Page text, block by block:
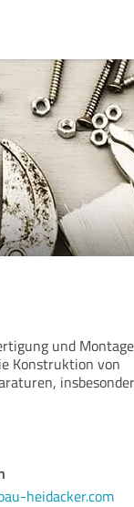
und
Konstruktion von
heidacker.com